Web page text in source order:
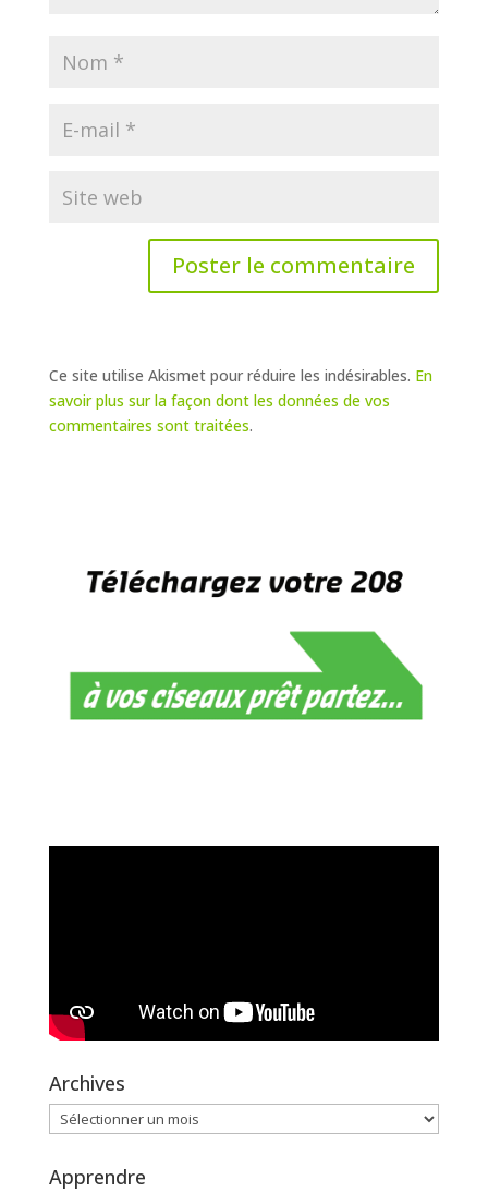
Ce site utilise Akismet pour réduire les indésirables. En
savoir plus sur la façon dont les données de vos
commentaires sont traitées.
Archives
Archives
Apprendre